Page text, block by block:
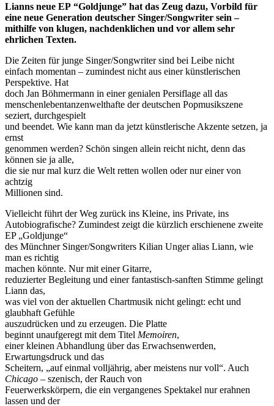
Lianns neue EP “Goldjunge” hat das Zeug dazu, Vorbild für
eine neue Generation deutscher Singer/Songwriter sein –
mithilfe von klugen, nachdenklichen und vor allem sehr
ehrlichen Texten.
Die Zeiten für junge Singer/Songwriter sind bei Leibe nicht
einfach momentan – zumindest nicht aus einer künstlerischen
Perspektive. Hat
doch Jan Böhmermann in einer genialen Persiflage all das
menschenlebentanzenwelthafte der deutschen Popmusikszene
seziert, durchgespielt
und beendet. Wie kann man da jetzt künstlerische Akzente setzen, ja
ernst
genommen werden? Schön singen allein reicht nicht, denn das
können sie ja alle,
die sie nur mal kurz die Welt retten wollen oder nur einer von
achtzig
Millionen sind.
Vielleicht führt der Weg zurück ins Kleine, ins Private, ins
Autobiografische? Zumindest zeigt die kürzlich erschienene zweite
EP „Goldjunge“
des Münchner Singer/Songwriters Kilian Unger alias Liann, wie
man es richtig
machen könnte. Nur mit einer Gitarre,
reduzierter Begleitung und einer fantastisch-sanften Stimme gelingt
Liann das,
was viel von der aktuellen Chartmusik nicht gelingt: echt und
glaubhaft Gefühle
auszudrücken und zu erzeugen. Die Platte
beginnt unaufgeregt mit dem Titel Memoiren,
einer kleinen Abhandlung über das Erwachsenwerden,
Erwartungsdruck und das
Scheitern, „auf einmal volljährig, aber meistens nur voll“. Auch
Chicago – szenisch, der Rauch von
Feuerwerkskörpern, die ein vergangenes Spektakel nur erahnen
lassen und der